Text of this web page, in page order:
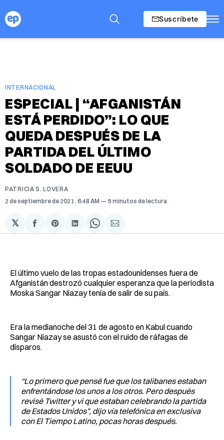
Suscríbete
INTERNACIONAL
ESPECIAL | “AFGANISTÁN
ESTÁ PERDIDO”: LO QUE
QUEDA DESPUÉS DE LA
PARTIDA DEL ÚLTIMO
SOLDADO DE EEUU
PATRICIA S. LOVERA
2 de septiembre de 2021 . 6:48 AM 5 minutos de lectura
𝕏
Compartir
en
Share
on
Compartir
en
Share
on
Compartir
via
El último vuelo de las tropas estadounidenses fuera de
Afganistán destrozó cualquier esperanza que la periodista
Moska Sangar Niazay tenía de salir de su país.
Era la medianoche del 31 de agosto en Kabul cuando
Sangar Niazay se asustó con el ruido de ráfagas de
disparos.
“Lo primero que pensé fue que los talibanes estaban
enfrentándose los unos a los otros. Pero después
revisé Twitter y vi que estaban celebrando la partida
de Estados Unidos”, dijo vía telefónica en exclusiva
con El Tiempo Latino, pocas horas después.